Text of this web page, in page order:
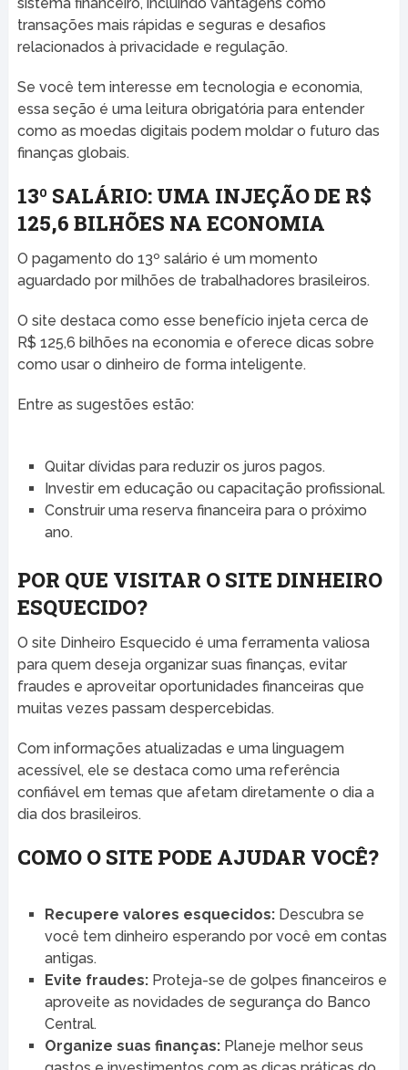
transações mais rápidas e seguras e desafios
relacionados à privacidade e regulação.
Se você tem interesse em tecnologia e economia,
essa seção é uma leitura obrigatória para entender
como as moedas digitais podem moldar o futuro das
finanças globais.
13º SALÁRIO: UMA INJEÇÃO DE R$
125,6 BILHÕES NA ECONOMIA
O pagamento do 13º salário é um momento
aguardado por milhões de trabalhadores brasileiros.
O site destaca como esse benefício injeta cerca de
R$ 125,6 bilhões na economia e oferece dicas sobre
como usar o dinheiro de forma inteligente.
Entre as sugestões estão:
Quitar dívidas para reduzir os juros pagos.
Investir em educação ou capacitação profissional.
Construir uma reserva financeira para o próximo
ano.
POR QUE VISITAR O SITE DINHEIRO
ESQUECIDO?
O site Dinheiro Esquecido é uma ferramenta valiosa
para quem deseja organizar suas finanças, evitar
fraudes e aproveitar oportunidades financeiras que
muitas vezes passam despercebidas.
Com informações atualizadas e uma linguagem
acessível, ele se destaca como uma referência
confiável em temas que afetam diretamente o dia a
dia dos brasileiros.
COMO O SITE PODE AJUDAR VOCÊ?
Recupere valores esquecidos:Descubra se
você tem dinheiro esperando por você em contas
antigas.
Evite fraudes:Proteja-se de golpes financeiros e
aproveite as novidades de segurança do Banco
Central.
Organize suas finanças:Planeje melhor seus